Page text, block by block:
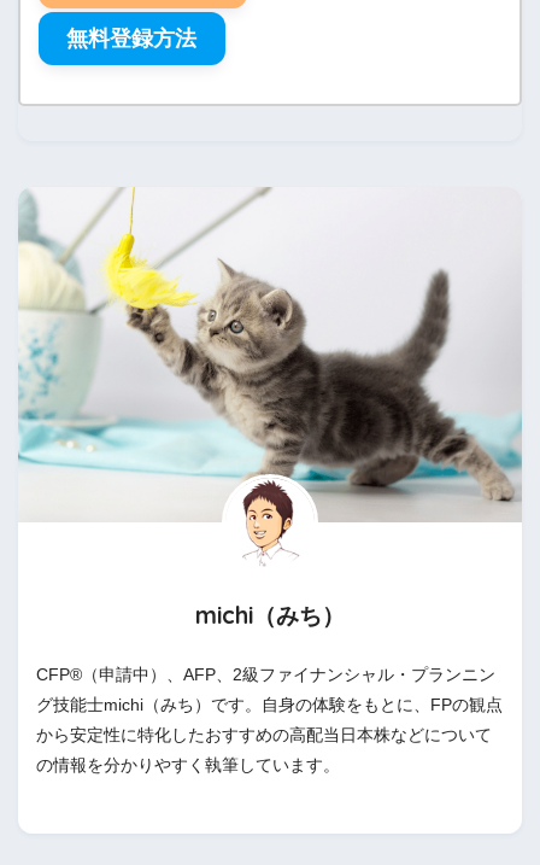
無料登録方法
michi（みち）
CFP®（申請中）、AFP、2級ファイナンシャル・プランニン
グ技能士michi（みち）です。自身の体験をもとに、FPの観点
から安定性に特化したおすすめの高配当日本株などについて
の情報を分かりやすく執筆しています。